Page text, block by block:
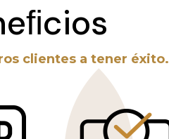
clientes a tener éxito.